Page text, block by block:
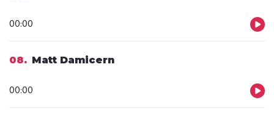
plików
dźwiękowych
00:00
08 Matt Damicern
plików
dźwiękowych
00:00